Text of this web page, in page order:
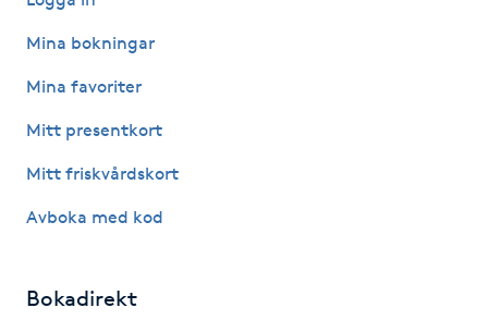
Gravidmassage
Gravidyoga
Gua Sha-massage
Mina bokningar
Mina favoriter
Mitt presentkort
Mitt friskvårdskort
Avboka med kod
Bokadirekt